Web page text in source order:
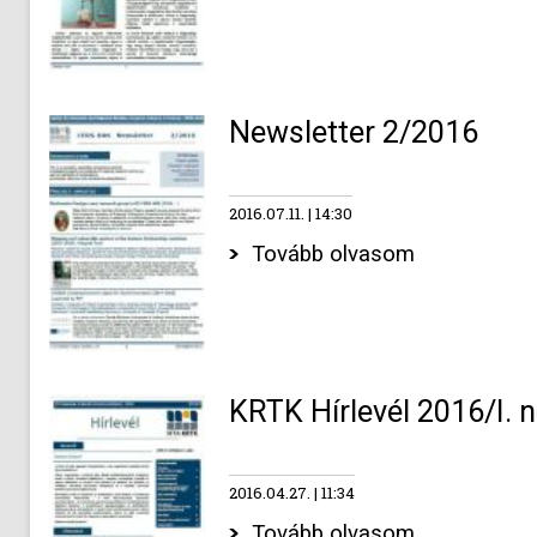
Newsletter 2/2016
2016.07.11. 14:30
Tovább olvasom
KRTK Hírlevél 2016/I.
2016.04.27. 11:34